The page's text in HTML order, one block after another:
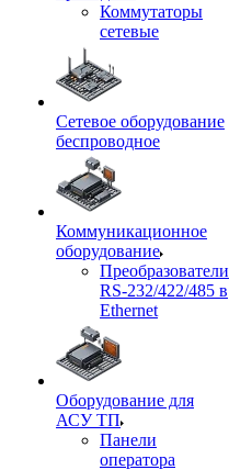
Коммутаторы
сетевые
Сетевое оборудование
беспроводное
Коммуникационное
оборудование
Преобразователи
RS-232/422/485 в
Ethernet
Оборудование для
АСУ ТП
Панели
оператора